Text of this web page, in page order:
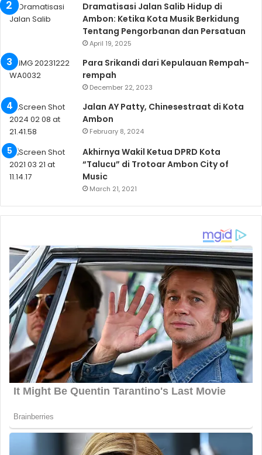
Dramatisasi Jalan Salib Hidup di
Ambon: Ketika Kota Musik Berkidung
Tentang Pengorbanan dan Persatuan
April 19, 2025
Para Srikandi dari Kepulauan Rempah-
rempah
December 22, 2023
Jalan AY Patty, Chinesestraat di Kota
Ambon
February 8, 2024
Akhirnya Wakil Ketua DPRD Kota
“Talucu” di Trotoar Ambon City of
Music
March 21, 2021